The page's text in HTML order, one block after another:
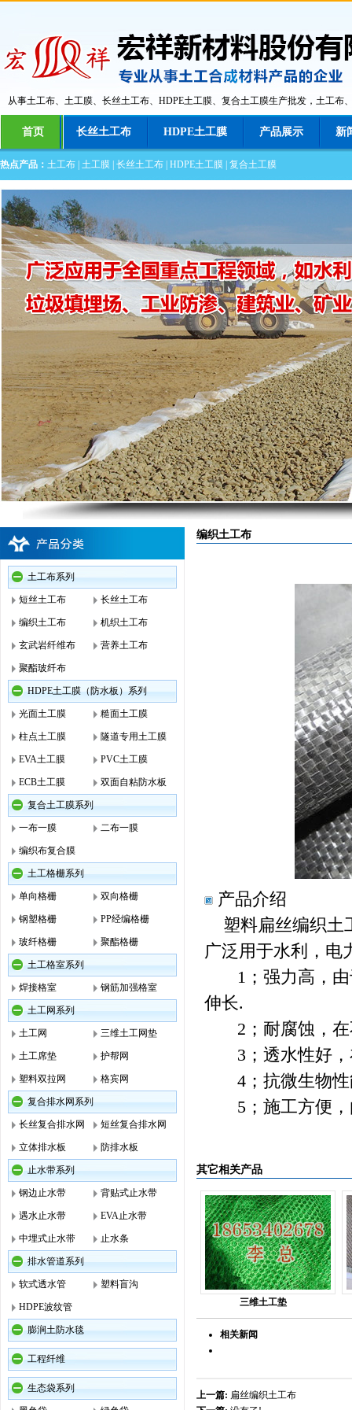
从事土工布、土工膜、长丝土工布、HDPE土工膜、复合土工膜生产批发，土工布
首页 长丝土工布 HDPE土工膜 产品展示 新
热点产品： 土工布 土工膜 长丝土工布 HDPE土工膜 复合土工膜
土工布系列
短丝土工布 长丝土工布
编织土工布 机织土工布
玄武岩纤维布 营养土工布
聚酯玻纤布
HDPE土工膜（防水板）系列
光面土工膜 糙面土工膜
柱点土工膜 隧道专用土工膜
EVA土工膜 PVC土工膜
ECB土工膜 双面自粘防水板
复合土工膜系列
一布一膜 二布一膜
编织布复合膜
土工格栅系列
单向格栅 双向格栅
钢塑格栅 PP经编格栅
玻纤格栅 聚酯格栅
土工格室系列
焊接格室 钢筋加强格室
土工网系列
土工网 三维土工网垫
土工席垫 护帮网
塑料双拉网 格宾网
复合排水网系列
长丝复合排水网 短丝复合排水网
立体排水板 防排水板
止水带系列
钢边止水带 背贴式止水带
遇水止水带 EVA止水带
中埋式止水带 止水条
排水管道系列
软式透水管 塑料盲沟
HDPE波纹管
膨涧土防水毯
工程纤维
生态袋系列
编织土工布
产品介绍
塑料扁丝编织土
广泛用于水利，
1；强力高，由
伸长.
2；耐腐蚀，在
3；透水性好，
4；抗微生物性
5；施工方便，
其它相关产品
三维土工垫
相关新闻
上一篇: 扁丝编织土工布